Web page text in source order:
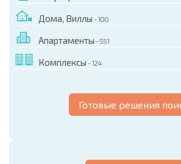
Дома, Виллы - 100
Апартаменты - 551
Комплексы - 124
Готовые решения